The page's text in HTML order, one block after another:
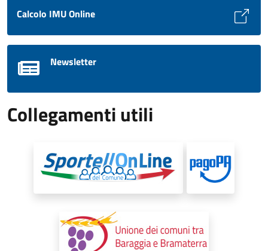
Calcolo IMU Online
Newsletter
Collegamenti utili